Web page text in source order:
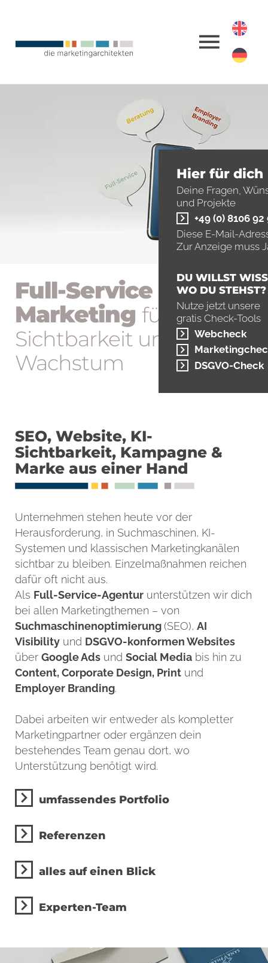
Full-Service
Marketing für mehr
Sichtbarkeit und
Wachstum
SEO, Website, KI-
Sichtbarkeit, Kampagne &
Marke aus einer Hand
Unternehmen stehen heute vor der
Herausforderung, in Suchmaschinen, KI-
Systemen und klassischen Marketingkanälen
sichtbar zu bleiben. Einzelmaßnahmen reichen
dafür oft nicht aus.
Als Full-Service-Agentur unterstützen wir dich
bei allen Marketingthemen – von
Suchmaschinenoptimierung(SEO), AI
Visibility und DSGVO-konformen Websites
über Google Ads und Social Media bis hin zu
Content, Corporate Design, Print und
Employer Branding.
Dabei arbeiten wir entweder als kompletter
Marketingpartner oder ergänzen dein
bestehendes Team genau dort, wo
Unterstützung benötigt wird.
umfassendes Portfolio
Referenzen
alles auf einen Blick
Experten-Team
Hier für dich
Deine Fragen,
und Projekte
+49 (0) 8106 92
Diese E-Mail-
Zur Anzeige muss
DU WILLST
WO DU STEHST?
Nutze jetzt unsere
gratis Check-Tools
Webcheck
DSGVO-Check